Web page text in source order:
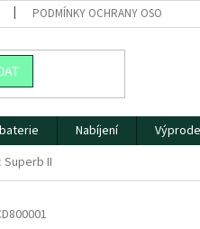
PODMÍNKY OCHRANY OSOBNÍCH
Nabíjení
II